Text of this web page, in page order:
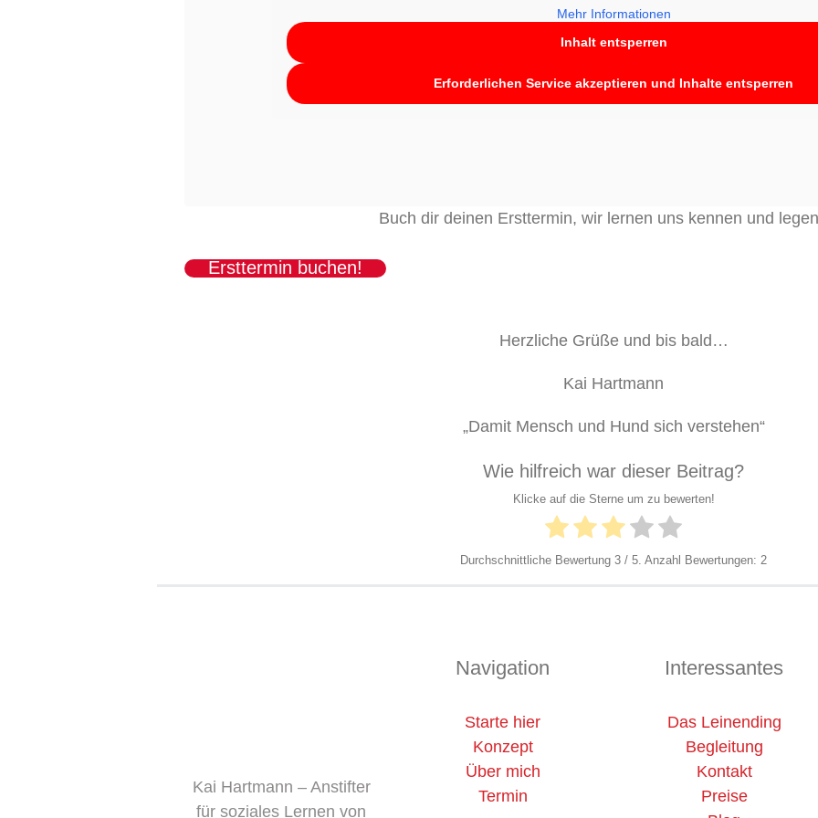
Mehr Informationen
Inhalt entsperren
Erforderlichen Service akzeptieren und Inhalte entsperren
Buch dir deinen Ersttermin, wir lernen uns kennen und
Ersttermin buchen!
Herzliche Grüße und bis bald…
Kai Hartmann
„Damit Mensch und Hund sich verstehen“
Wie hilfreich war dieser Beitrag?
Klicke auf die Sterne um zu bewerten!
Durchschnittliche Bewertung 3 / 5. Anzahl Bewertungen: 2
Kai Hartmann – Anstifter
für soziales Lernen von
Navigation
Starte hier
Konzept
Über mich
Termin
Interessantes
Das Leinending
Begleitung
Kontakt
Preise